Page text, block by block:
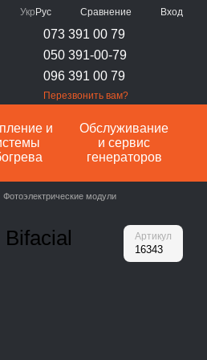
Укр Рус Сравнение Вход
073 391 00 79
050 391-00-79
096 391 00 79
Перезвонить вам?
и
Обслуживание
и сервис
генераторов
Фотоэлектрические модули
Артикул
16343